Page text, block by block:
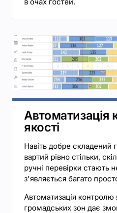
Автоматизація
якості
Навіть добре складений
вартий рівно стільки,
ручні перевірки стають
з'являється багато
Автоматизація контролю
громадських зон дає